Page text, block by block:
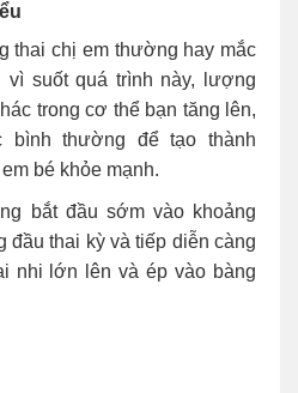
thai chị em thường hay mắc
suốt quá trình này, lượng
trong cơ thể bạn tăng lên,
bình thường để tạo thành
bé khỏe mạnh.
bắt đầu sớm vào khoảng
đầu thai kỳ và tiếp diễn càng
nhi lớn lên và ép vào bàng